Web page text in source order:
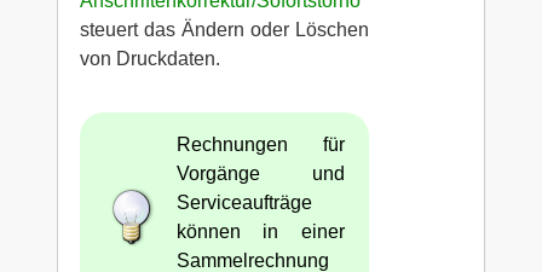
steuert das Ändern oder Löschen
von Druckdaten.
Rechnungen für
Vorgänge und
Serviceaufträge
können in einer
Sammelrechnung